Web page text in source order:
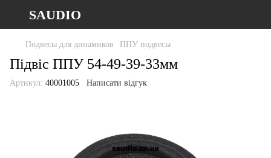
SAUDIO
Подвесы для динамиков ППУ подвесы
Підвіс ППУ 54-49-39-33мм
Артикул: 40001005 Написати відгук